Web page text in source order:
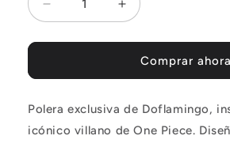
Reducir
cantidad
para
One
Donquixote
Doflamingo
Aumentar
cantidad
para
Polera
One
Donquixote
Doflamingo
Comprar ahora
Polera exclusiva de Doflamingo,
icónico villano de One Piece.